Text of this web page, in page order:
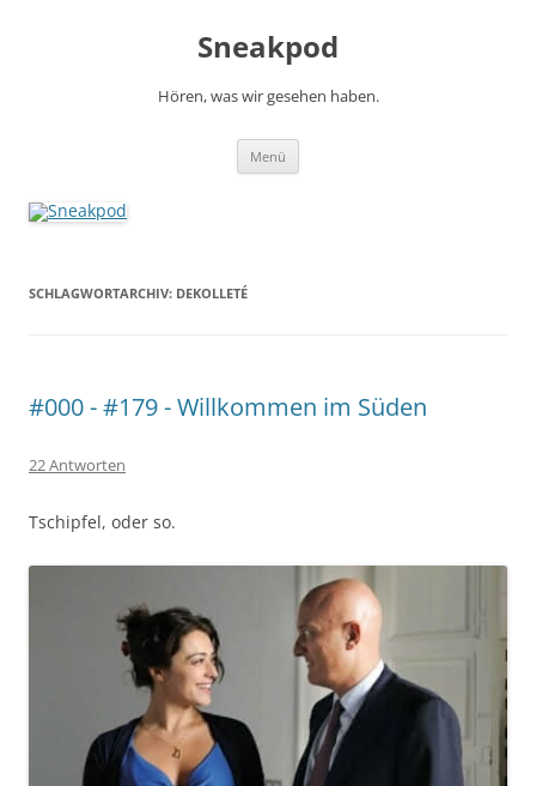
Sneakpod
Hören, was wir gesehen haben.
Menü
SCHLAGWORTARCHIV: DEKOLLETÉ
#000 - #179 - Willkommen im Süden
22 Antworten
Tschipfel, oder so.